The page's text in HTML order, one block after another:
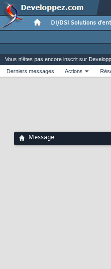
DI/DSI Solutions
Vous n'êtes pas encore inscrit sur
Derniers messages
Actions
Message